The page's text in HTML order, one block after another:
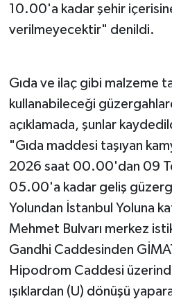
10.00'a kadar şehir
verilmeyecektir" denildi.
Gıda ve ilaç gibi malzeme
kullanabileceği
açıklamada, şunlar
"Gıda maddesi taşıyan
2026 saat 00.00'dan 09
05.00'a kadar geliş
Yolundan İstanbul Yoluna
Mehmet Bulvarı merkez
Gandhi Caddesinden
Hipodrom Caddesi
ışıklardan (U) dönüşü